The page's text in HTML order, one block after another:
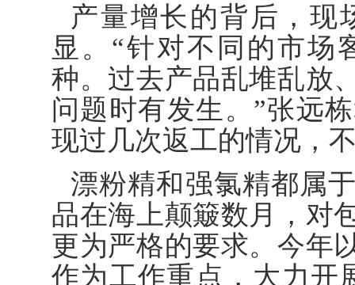
产量增长的背后，现
显。“针对不同的市场
种。过去产品乱堆乱放
问题时有发生。”张远
现过几次返工的情况，
漂粉精和强氯精都属
品在海上颠簸数月，对
更为严格的要求。今年
作为工作重点，大力开